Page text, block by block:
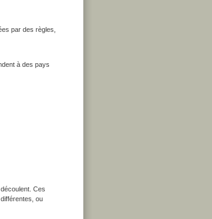
par des règles,
à des pays
Ces
ou